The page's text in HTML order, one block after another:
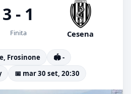
3 - 1
Finita Cesena
Frosinone
🏟️ -
📅 mar 30 set, 20:30